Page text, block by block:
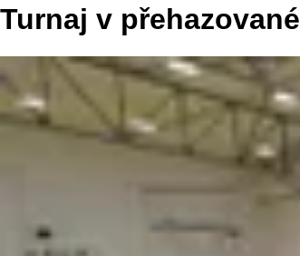
Turnaj v přehazované